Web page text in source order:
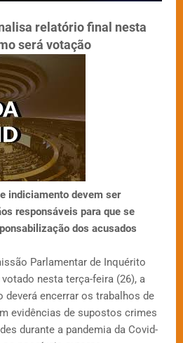
relatório final nesta
será votação
indiciamento devem ser
responsáveis para que se
dos acusados
Parlamentar de Inquérito
nesta terça-feira (26), a
deverá encerrar os trabalhos de
evidências de supostos crimes
durante a pandemia da Covid-